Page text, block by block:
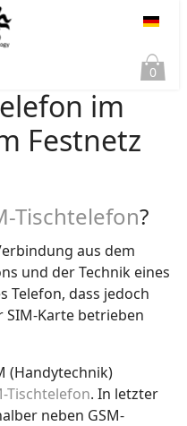
0
im
Festnetz
Tischtelefon?
aus dem
und der Technik eines
Telefon, dass jedoch
Karte betrieben
(Handytechnik)
Tischtelefon. In letzter
neben GSM-